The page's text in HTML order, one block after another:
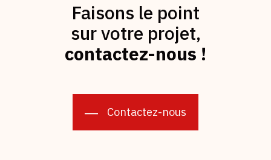
Faisons le point
sur votre projet,
contactez-nous !
Contactez-nous